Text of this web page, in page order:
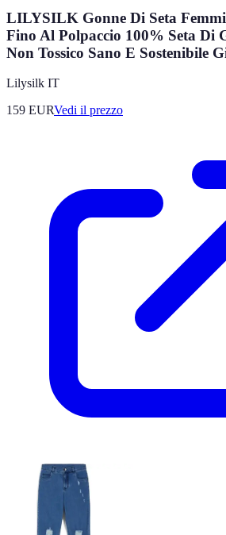
LILYSILK Gonne Di Seta
Fino Al Polpaccio 100% Seta Di
Non Tossico Sano E Sostenibile
Lilysilk IT
159 EURVedi il prezzo